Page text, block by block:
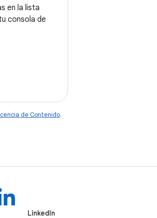
en la lista
consola de
de Contenido.
LinkedIn